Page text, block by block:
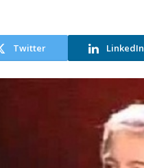
Twitter LinkedIn